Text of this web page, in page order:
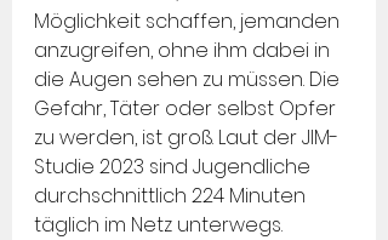
Möglichkeit schaffen, jemanden
anzugreifen, ohne ihm dabei in
die Augen sehen zu müssen. Die
Gefahr, Täter oder selbst Opfer
zu werden, ist groß. Laut der JIM-
Studie 2023 sind Jugendliche
durchschnittlich 224 Minuten
täglich im Netz unterwegs.